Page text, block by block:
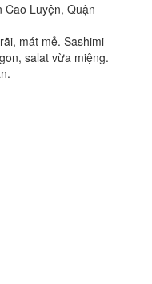
Cao Luyện, Quận
mát mẻ. Sashimi
salat vừa miệng.